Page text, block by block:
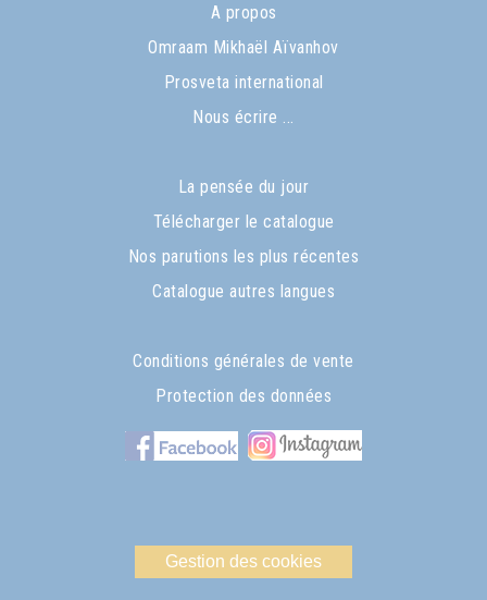
A propos
Omraam Mikhaël Aïvanhov
Prosveta international
Nous écrire ...
La pensée du jour
Télécharger le catalogue
Nos parutions les plus récentes
Catalogue autres langues
Conditions générales de vente
Protection des données
Gestion des cookies